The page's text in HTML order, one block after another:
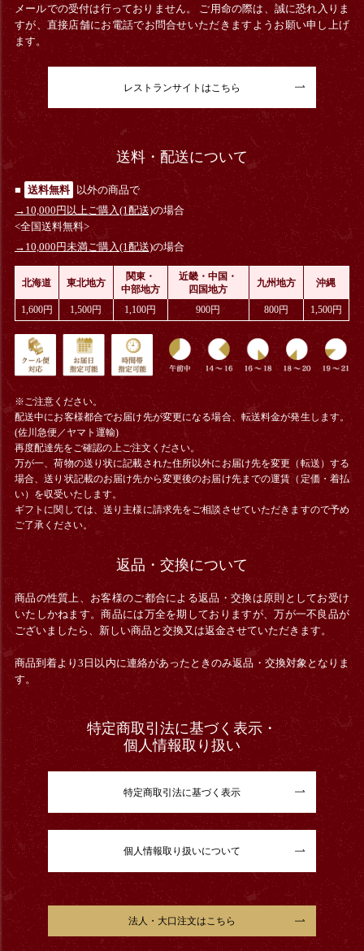
メールでの受付は行っておりません。 ご用命の際は、誠に恐れ入りま
すが、直接店舗にお電話でお問合せいただきますようお願い申し上げ
ます。
レストランサイトはこちら
送料・配送について
■ 送料無料
以外の商品で
→10,000円以上ご購入(1配送)の場合
<全国送料無料>
→10,000円未満ご購入(1配送)の場合
北海道 東北地方
関東・
中部地方
近畿・中国・
四国地方
九州地方 沖縄
1,600円 1,500円 1,100円 900円 800円 1,500円
※ご注意ください。
配送中にお客様都合でお届け先が変更になる場合、 転送料金が発生します。
(佐川急便／ヤマト運輸)
再度配達先をご確認の上ご注文ください。
万が一、荷物の送り状に記載された住所以外にお届け先を変更（転送）する
場合、送り状記載のお届け先から変更後のお届け先までの運賃（定価・着払
い）を収受いたします。
ギフトに関しては、送り主様に請求先をご相談させていただきますので予め
ご了承ください。
返品・交換について
商品の性質上、お客様のご都合による返品・交換は原則としてお受け
いたしかねます。商品には万全を期しておりますが、万が一不良品が
ございましたら、新しい商品と交換又は返金させていただきます。
商品到着より3日以内に連絡があったときのみ返品・交換対象となりま
す。
特定商取引法に基づく表示・
個人情報取り扱い
特定商取引法に基づく表示
個人情報取り扱いについて
法人・大口注文はこちら